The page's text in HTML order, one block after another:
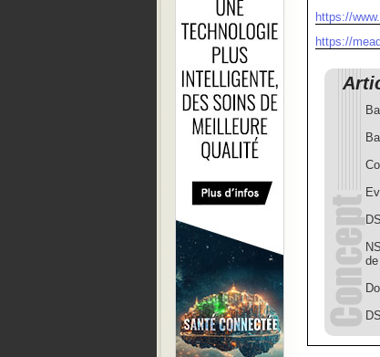
https://
https://